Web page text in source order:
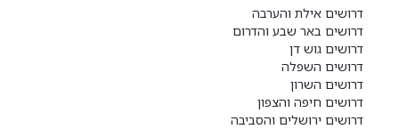
דרושים אילת והערבה
דרושים באר שבע והדרום
דרושים גוש דן
דרושים השפלה
דרושים השרון
דרושים חיפה והצפון
דרושים ירושלים והסביבה